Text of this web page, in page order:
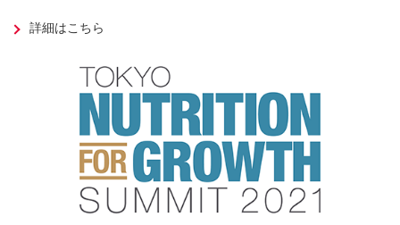
詳細はこちら